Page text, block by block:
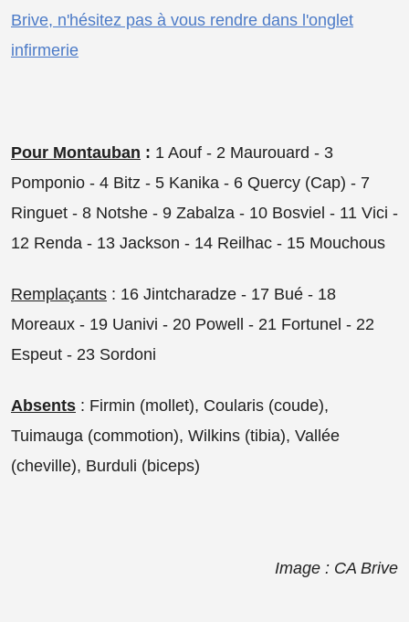
Brive, n'hésitez pas à vous rendre dans l'onglet
infirmerie
Pour Montauban : 1 Aouf - 2 Maurouard - 3
Pomponio - 4 Bitz - 5 Kanika - 6 Quercy (Cap) - 7
Ringuet - 8 Notshe - 9 Zabalza - 10 Bosviel - 11 Vici -
12 Renda - 13 Jackson - 14 Reilhac - 15 Mouchous
Remplaçants : 16 Jintcharadze - 17 Bué - 18
Moreaux - 19 Uanivi - 20 Powell - 21 Fortunel - 22
Espeut - 23 Sordoni
Absents : Firmin (mollet), Coularis (coude),
Tuimauga (commotion), Wilkins (tibia), Vallée
(cheville), Burduli (biceps)
Image : CA Brive